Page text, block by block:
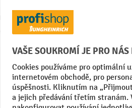
2 kontejnery, VxŠxH 790-1140
Z kategorie:
kompletně montovaný
700 mm